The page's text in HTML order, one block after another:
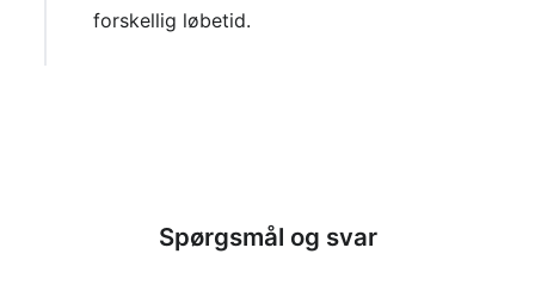
forskellig løbetid.
Spørgsmål og svar